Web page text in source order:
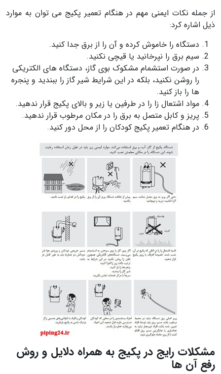
از جمله نکات ایمنی مهم در هنگام تعمیر پکیج می توان به موارد
ذیل اشاره کرد:
دستگاه را خاموش کرده و آن را از برق جدا کنید.
سیم برق را نپرخانید یا قیچی نکنید.
در صورت استشمام مشکوک بوی گاز، دستگاه های الکتریکی
را روشن نکنید، بلکه در این شرایط شیر گاز را ببندید و پنجره
ها را باز کنید.
مواد اشتعال زا را در طرفین یا زیر و بالای پکیج قرار ندهید.
پریز و کابل متصل به برق را در مکان مرطوب قرار ندهید.
در هنگام تعمیر پکیج کودکان را از محل دور کنید.
مشکلات رایج در پکیج به همراه دلایل و روش
رفع آن ها